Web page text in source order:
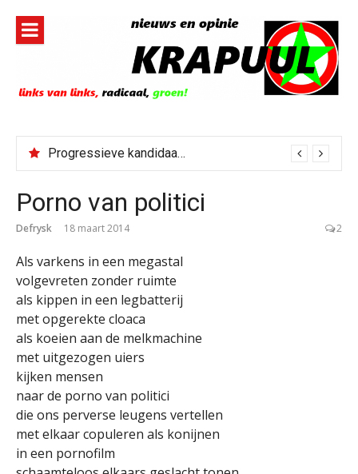
inhoud
Progressieve kandidaat El-Sayed senaatskandidaat Michigan
Porno van politici
Defrysk 18 maart 2014 2
Als varkens in een megastal
volgevreten zonder ruimte
als kippen in een legbatterij
met opgerekte cloaca
als koeien aan de melkmachine
met uitgezogen uiers
kijken mensen
naar de porno van politici
die ons perverse leugens vertellen
met elkaar copuleren als konijnen
in een pornofilm